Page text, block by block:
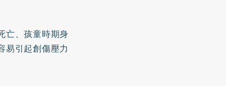
亡、孩童時期身
易引起創傷壓力